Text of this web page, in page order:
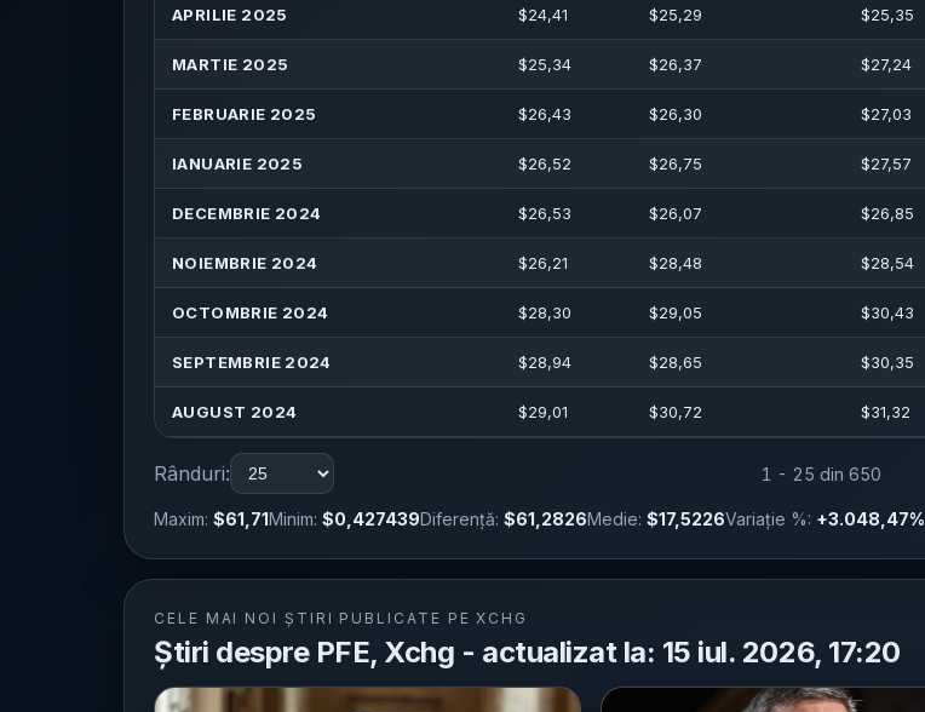
APRILIE 2025 $24,41 $25,29 $25,35
MARTIE 2025 $25,34 $26,37 $27,24
FEBRUARIE 2025 $26,43 $26,30 $27,03
IANUARIE 2025 $26,52 $26,75 $27,57
DECEMBRIE 2024 $26,53 $26,07 $26,85
NOIEMBRIE 2024 $26,21 $28,48 $28,54
OCTOMBRIE 2024 $28,30 $29,05 $30,43
SEPTEMBRIE 2024 $28,94 $28,65 $30,35
AUGUST 2024 $29,01 $30,72 $31,32
Rânduri: 1 - 25 din 650
Maxim: $61,71Minim: $0,427439Diferență: $61,2826Medie: $17,5226Variație %: +3.048,47%
CELE MAI NOI ȘTIRI PUBLICATE PE XCHG
Știri despre PFE, Xchg - actualizat la: 15 iul. 2026, 17:20